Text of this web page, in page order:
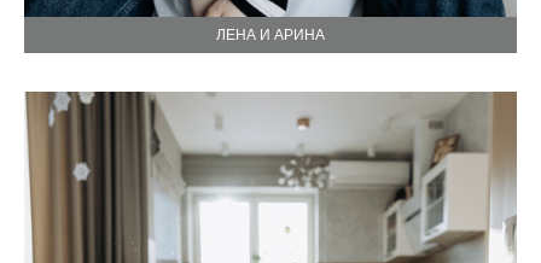
ЛЕНА И АРИНА